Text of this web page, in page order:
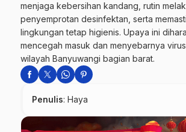
menjaga kebersihan kandang, rutin
penyemprotan desinfektan, serta
lingkungan tetap higienis. Upaya ini
mencegah masuk dan menyebarnya
wilayah Banyuwangi bagian barat.
Penulis: Haya